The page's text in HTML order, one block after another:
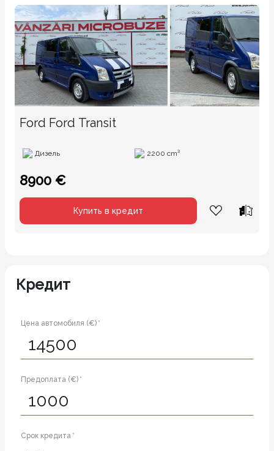
Ford Ford Transit
Дизель 2200 cm³
8900 €
Купить в кредит
Кредит
Цена автомобиля (€) *
Предоплата (€) *
Срок кредита *